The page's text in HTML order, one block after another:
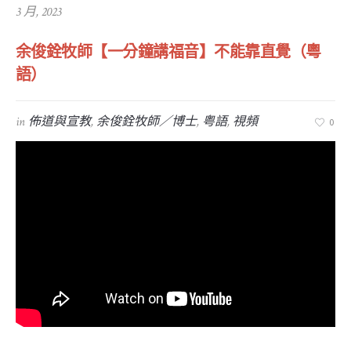
3 月, 2023
余俊銓牧師【一分鐘講福音】不能靠直覺（粵
語）
in 佈道與宣教, 余俊銓牧師／博士, 粤語, 視頻 0